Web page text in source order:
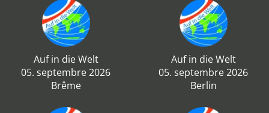
Auf in die Welt
05. septembre 2026
Brême
Auf in die Welt
05. septembre 2026
Berlin